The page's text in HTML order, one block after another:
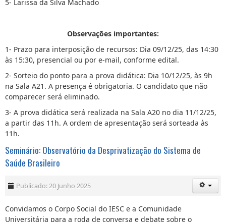
5- Larissa da Silva Machado
Observações importantes:
1- Prazo para interposição de recursos: Dia 09/12/25, das 14:30
às 15:30, presencial ou por e-mail, conforme edital.
2- Sorteio do ponto para a prova didática: Dia 10/12/25, às 9h
na Sala A21. A presença é obrigatoria. O candidato que não
comparecer será eliminado.
3- A prova didática será realizada na Sala A20 no dia 11/12/25,
a partir das 11h. A ordem de apresentação será sorteada às
11h.
Seminário: Observatório da Desprivatização do Sistema de
Saúde Brasileiro
Publicado: 20 Junho 2025
Convidamos o Corpo Social do IESC e a Comunidade
Universitária para a roda de conversa e debate sobre o